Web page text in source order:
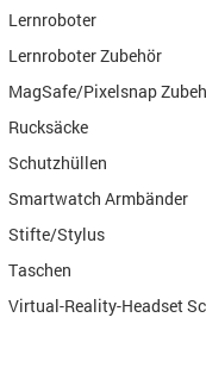
Lernroboter
Lernroboter Zubehör
MagSafe/Pixelsnap
Rucksäcke
Schutzhüllen
Smartwatch Armbänder
Stifte/Stylus
Taschen
Virtual-Reality-Headset